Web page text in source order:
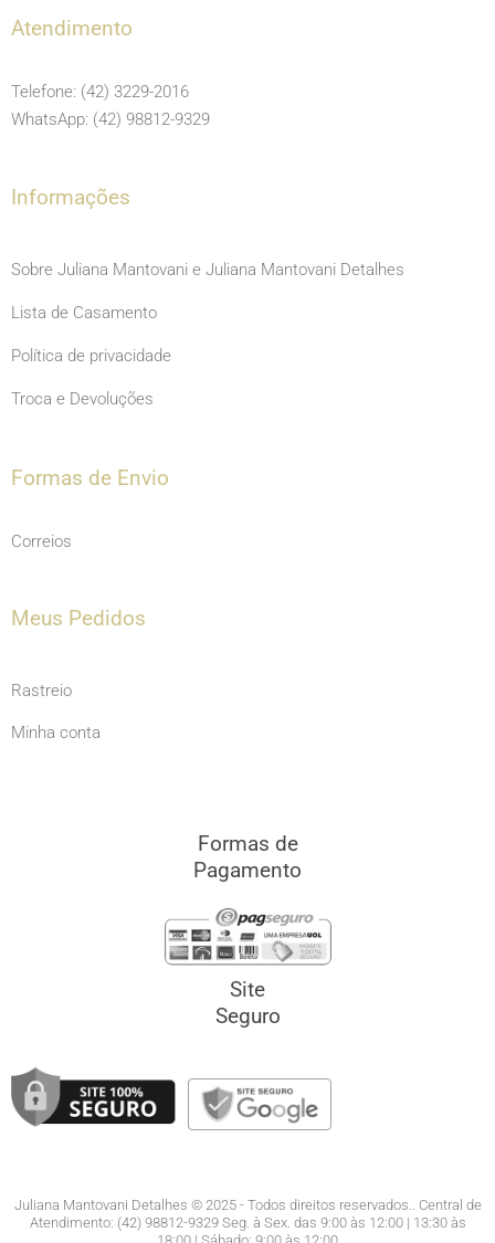
e
o
o
t
g
r
m
b
e
Atendimento
Telefone: (42) 3229-2016
WhatsApp: (42) 98812-9329
Informações
Sobre Juliana Mantovani e Juliana Mantovani Detalhes
Lista de Casamento
Política de privacidade
Troca e Devoluções
Formas de Envio
Correios
Meus Pedidos
Rastreio
Minha conta
Formas de
Pagamento
Site
Seguro
Juliana Mantovani Detalhes © 2025 - Todos direitos reservados.. Central de
Atendimento: (42) 98812-9329 Seg. à Sex. das 9:00 às 12:00 | 13:30 às